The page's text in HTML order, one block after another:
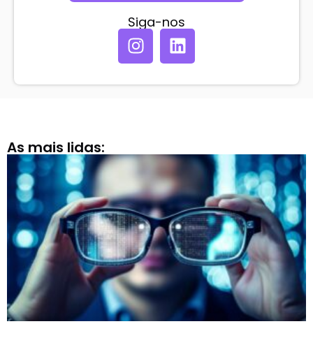
Siga-nos
As mais lidas: